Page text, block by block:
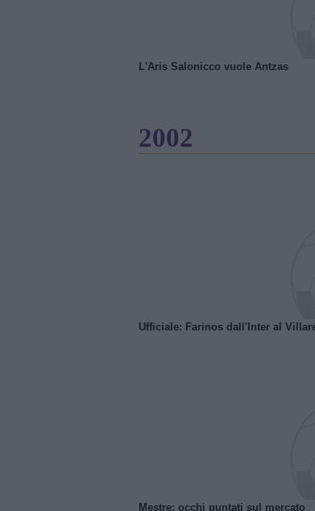
L'Aris Salonicco vuole Antzas
2002
Ufficiale: Farinos dall'Inter al
Mestre: occhi puntati sul mercato